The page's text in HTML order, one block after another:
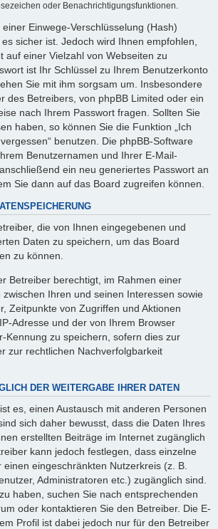
oder Benachrichtigungsfunktionen.
Einwege-Verschlüsselung (Hash)
sicher ist. Jedoch wird Ihnen empfohlen,
auf einer Vielzahl von Webseiten zu
ist Ihr Schlüssel zu Ihrem Benutzerkonto
Sie mit ihm sorgsam um. Insbesondere
des Betreibers, von phpBB Limited oder ein
nach Ihrem Passwort fragen. Sollten Sie
haben, so können Sie die Funktion „Ich
benutzen. Die phpBB-Software
Benutzernamen und Ihrer E-Mail-
ein neu generiertes Passwort an
Sie dann auf das Board zugreifen können.
die von Ihnen eingegebenen und
Daten zu speichern, um das Board
zu können.
Betreiber berechtigt, im Rahmen einer
Ihren und seinen Interessen sowie
Zeitpunkte von Zugriffen und Aktionen
Adresse und der von Ihrem Browser
Kennung zu speichern, sofern dies zur
zur rechtlichen Nachverfolgbarkeit
DER WEITERGABE IHRER DATEN
es, einen Austausch mit anderen Personen
sich daher bewusst, dass die Daten Ihres
erstellten Beiträge im Internet zugänglich
kann jedoch festlegen, dass einzelne
eingeschränkten Nutzerkreis (z. B.
Administratoren etc.) zugänglich sind.
haben, suchen Sie nach entsprechenden
oder kontaktieren Sie den Betreiber. Die E-
Profil ist dabei jedoch nur für den Betreiber